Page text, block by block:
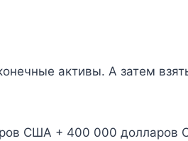
активы. А затем
США + 400 000 долларов